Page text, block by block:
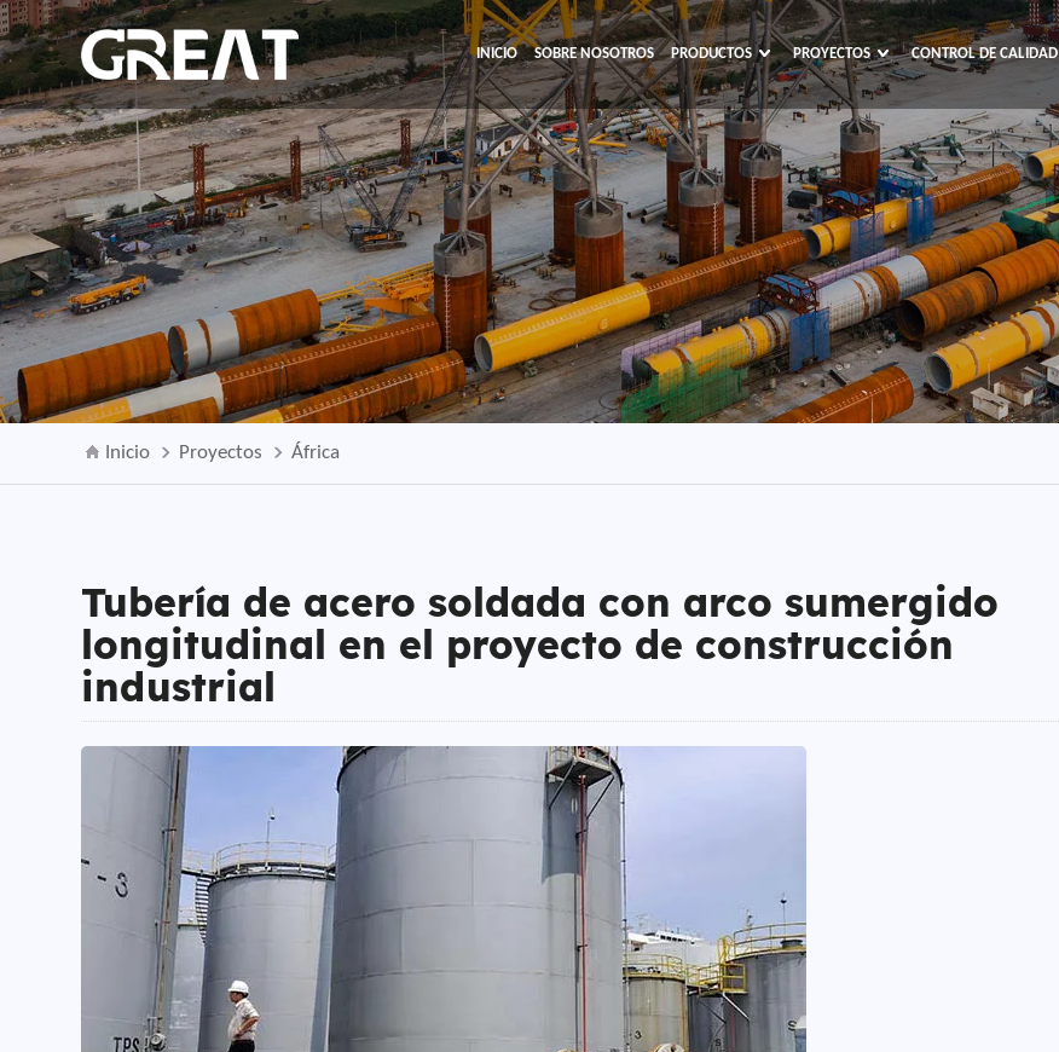
INICIO SOBRE NOSOTROS PRODUCTOS PROYECTOS CONTROL DE CALIDAD
Inicio Proyectos África
Tubería de acero soldada con arco sumergido
longitudinal en el proyecto de construcción
industrial